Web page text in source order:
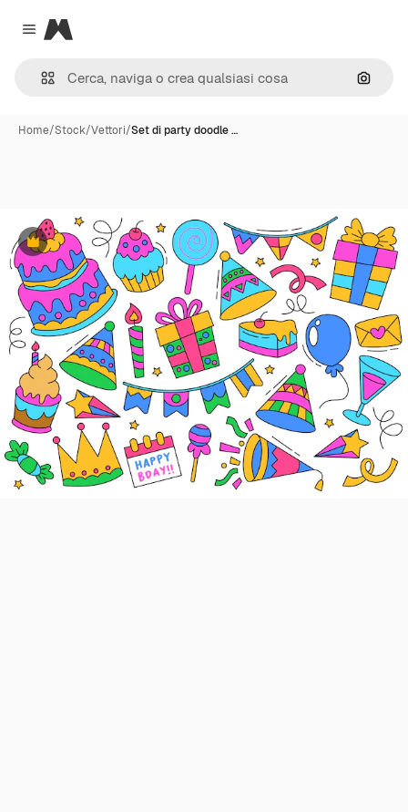
Close menu
Magnific
Cerca
Home/Stock/Vettori/Set di party doodle …
Premium